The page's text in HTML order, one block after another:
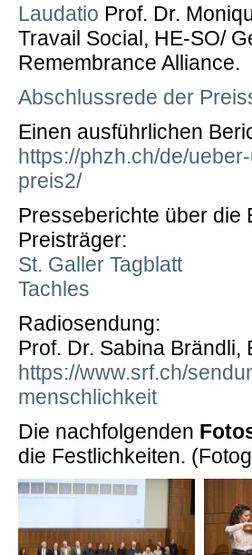
Laudatio Prof. Dr.
Travail Social, HE-SO/
Remembrance Alliance.
Abschlussrede der
Einen ausführlichen
https://phzh.ch/de/
preis2/
Presseberichte über die
Preisträger:
St. Galler Tagblatt
Tachles
Radiosendung:
Prof. Dr. Sabina
https://www.srf.ch/
menschlichkeit
Die nachfolgenden
die Festlichkeiten.